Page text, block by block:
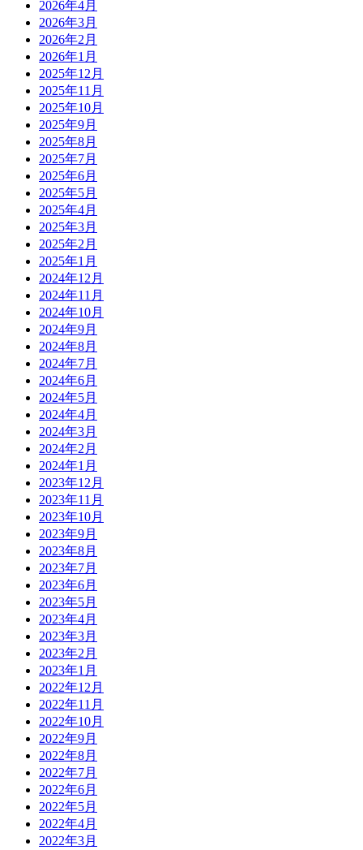
2026年4月
2026年3月
2026年2月
2026年1月
2025年12月
2025年11月
2025年10月
2025年9月
2025年8月
2025年7月
2025年6月
2025年5月
2025年4月
2025年3月
2025年2月
2025年1月
2024年12月
2024年11月
2024年10月
2024年9月
2024年8月
2024年7月
2024年6月
2024年5月
2024年4月
2024年3月
2024年2月
2024年1月
2023年12月
2023年11月
2023年10月
2023年9月
2023年8月
2023年7月
2023年6月
2023年5月
2023年4月
2023年3月
2023年2月
2023年1月
2022年12月
2022年11月
2022年10月
2022年9月
2022年8月
2022年7月
2022年6月
2022年5月
2022年4月
2022年3月